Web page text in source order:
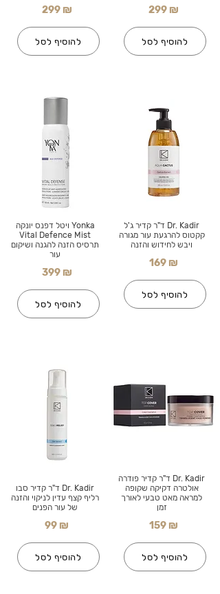
299 ₪
להוסיף לסל
Yonka ויטל דפנס יונקה
Vital Defence Mist
תרסיס הזנה להגנה ושיקום
עור
399 ₪
להוסיף לסל
Dr. Kadir ד"ר קדיר סבו
רליף קצף עדין לניקוי והזנה
של עור הפנים
99 ₪
להוסיף לסל
299 ₪
להוסיף לסל
Dr. Kadir ד"ר קדיר ג'ל
קקטוס להרגעת עור מגורה
ויבש לחידוש והזנה
169 ₪
להוסיף לסל
Dr. Kadir ד"ר קדיר פודרה
אולטרה דקיקה שקופה
למראה מאט טבעי לאורך
זמן
159 ₪
להוסיף לסל